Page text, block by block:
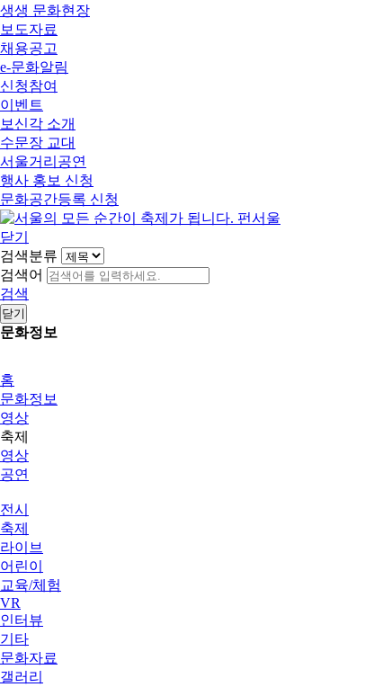
생생 문화현장
보도자료
채용공고
e-문화알림
신청참여
이벤트
보신각 소개
수문장 교대
서울거리공연
행사 홍보 신청
문화공간등록 신청
닫기
검색분류
검색어
검색
닫기
문화정보
홈
문화정보
영상
축제
영상
공연
전시
축제
라이브
어린이
교육/체험
VR
인터뷰
기타
문화자료
갤러리